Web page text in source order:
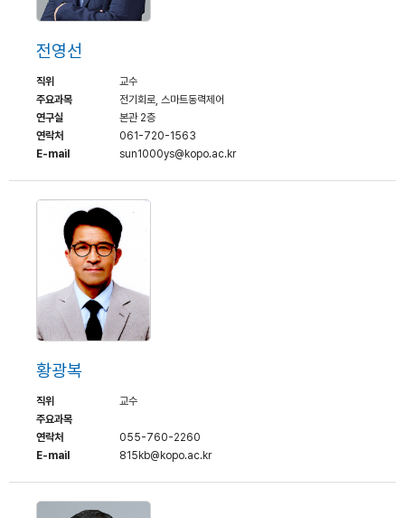
전영선
직위
교수
주요과목
전기회로, 스마트동력제어
연구실
본관 2층
연락처
061-720-1563
E-mail
sun1000ys@kopo.ac.kr
황광복
직위
교수
주요과목
연락처
055-760-2260
E-mail
815kb@kopo.ac.kr